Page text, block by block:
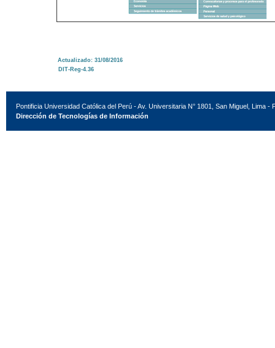
Actualizado: 31/08/2016
DIT-Reg-4.36
Pontificia Universidad Católica del Perú - Av. Universitaria N° 1801, San Miguel, Lima -
Dirección de Tecnologías de Información